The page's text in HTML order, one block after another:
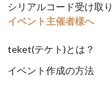
シリアルコード受け取り
イベント主催者様へ
teket(テケト)とは？
イベント作成の方法